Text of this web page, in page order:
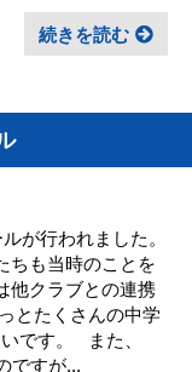
続きを読む
が行われました。
ちも当時のことを
他クラブとの連携
とたくさんの中学
です。 また、
ですが...